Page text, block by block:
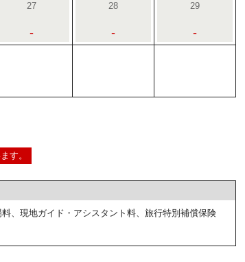
27
-
28
-
29
-
す。
、現地ガイド・アシスタント料、旅行特別補償保険